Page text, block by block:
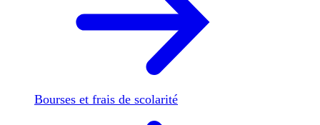
Bourses et frais de scolarité